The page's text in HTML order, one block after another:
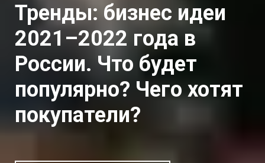
Тренды: бизнес идеи
2021–2022 года в
России. Что будет
популярно? Чего хотят
покупатели?